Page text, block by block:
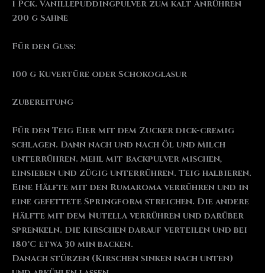
1 Pck. Vanillepuddingpulver zum kalt Anrühren
200 g Sahne
Für den Guss:
100 g Kuvertüre oder Schokoglasur
Zubereitung
Für den Teig Eier mit dem Zucker dick-cremig
schlagen. Dann nach und nach Öl und Milch
unterrühren. Mehl mit Backpulver mischen,
einsieben und zügig unterrühren. Teig halbieren.
Eine Hälfte mit den Rumaroma verrühren und in
eine gefettete Springform streichen. Die andere
Hälfte mit dem Nutella verrühren und darüber
sprenkeln. Die Kirschen darauf verteilen und bei
180°C etwa 30 min backen.
Danach stürzen (Kirschen sinken nach unten)